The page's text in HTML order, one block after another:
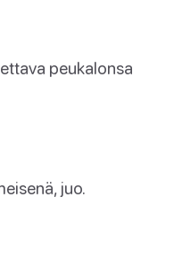
peukalonsa
juo.